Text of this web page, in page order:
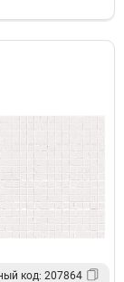
код: 207864